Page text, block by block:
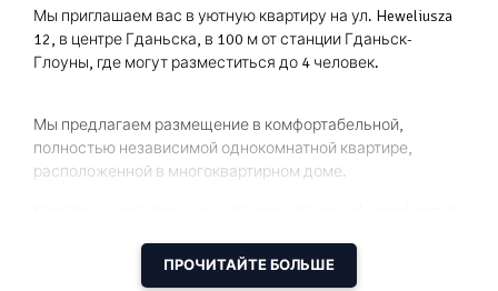
Мы приглашаем вас в уютную квартиру на ул. Heweliusza
12, в центре Гданьска, в 100 м от станции Гданьск-
Глоуны, где могут разместиться до 4 человек.
Мы предлагаем размещение в комфортабельной,
полностью независимой однокомнатной квартире,
расположенной в многоквартирном доме.
Расстояния от КВАРТИРЫ:
- Торговый центр Galeria Medison - через дорогу
ПРОЧИТАЙТЕ БОЛЬШЕ